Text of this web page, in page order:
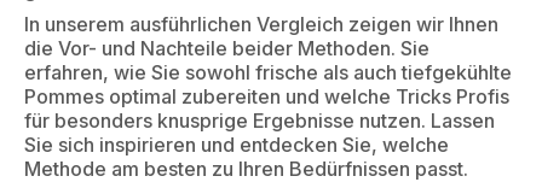
In unserem ausführlichen Vergleich zeigen wir Ihnen
die Vor- und Nachteile beider Methoden. Sie
erfahren, wie Sie sowohl frische als auch tiefgekühlte
Pommes optimal zubereiten und welche Tricks Profis
für besonders knusprige Ergebnisse nutzen. Lassen
Sie sich inspirieren und entdecken Sie, welche
Methode am besten zu Ihren Bedürfnissen passt.